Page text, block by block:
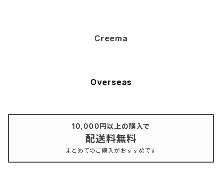
Creema
Overseas
10,000円以上の購入で
配送料無料
まとめてのご購入がおすすめです